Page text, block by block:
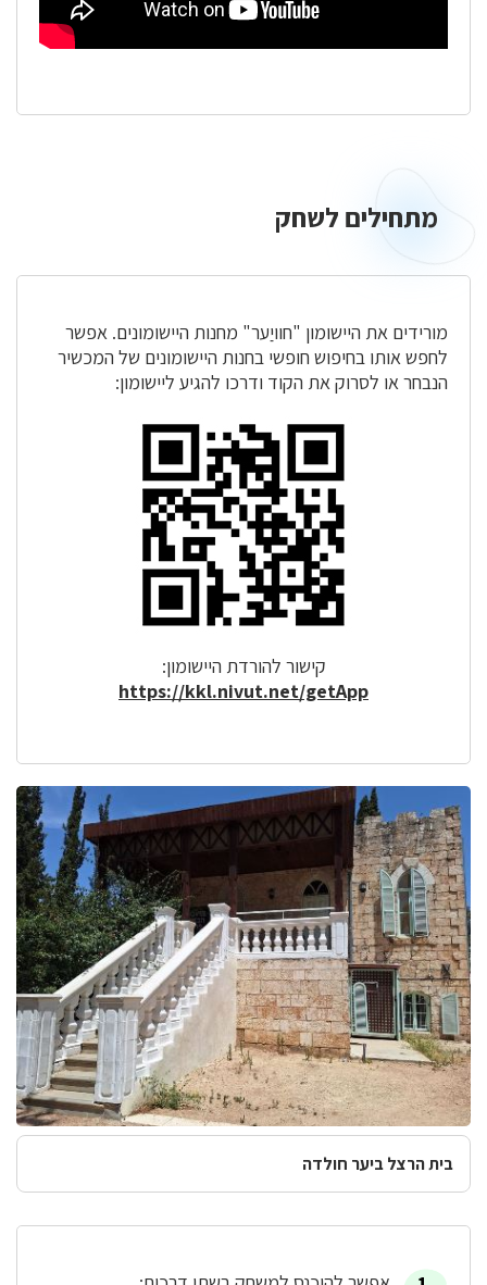
מתחילים
מתחילים לשחק
מורידים את היישומון "חוויַער" מחנות היישומונים. אפשר
לחפש אותו בחיפוש חופשי בחנות היישומונים של המכשיר
הנבחר או לסרוק את הקוד ודרכו להגיע ליישומון:
קישור להורדת היישומון:
https://kkl.nivut.net/getApp
בית הרצל ביער חולדה